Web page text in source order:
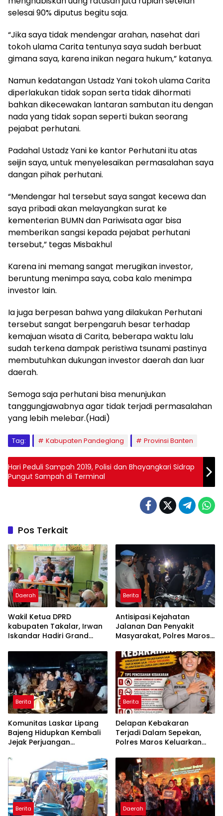
selesai 90% diputus begitu saja.
“Jika saya tidak mendengar arahan, nasehat dari
tokoh ulama Carita tentunya saya sudah berbuat
gimana saya, karena inikan negara hukum,” katanya.
Namun kedatangan Ustadz Yani tokoh ulama Carita
diperlakukan tidak sopan serta tidak dihormati
bahkan dikecewakan lantaran sambutan itu dengan
nada yang tidak sopan seperti bukan seorang
pejabat perhutani.
Padahal Ustadz Yani ke kantor Perhutani itu atas
seijin saya, untuk menyelesaikan permasalahan saya
dangan pihak perhutani.
“Mendengar hal tersebut saya sangat kecewa dan
saya pribadi akan melayangkan surat ke
kementerian BUMN dan Pariwisata agar bisa
memberikan sangsi kepada pejabat perhutani
tersebut,” tegas Misbakhul
Karena ini memang sangat merugikan investor,
beruntung menimpa saya, coba kalo menimpa
investor lain.
Ia juga berpesan bahwa yang dilakukan Perhutani
tersebut sangat berpengaruh besar terhadap
kemajuan wisata di Carita, beberapa waktu lalu
sudah terkena dampak peristiwa tsunami pastinya
membutuhkan dukungan investor daerah dan luar
daerah.
Semoga saja perhutani bisa menunjukan
tanggungjawabnya agar tidak terjadi permasalahan
yang lebih melebar.(Hadi)
Tag: Kabupaten Pandeglang Provinsi Banten
Hari Peduli Sampah 2019, Polisi dan Bhayangkari Sidrap
Pungut Sampah di Terminal
Pos Terkait
Daerah
Wakil Ketua DPRD
kabupaten Takalar, Irwan
Iskandar Hadiri Grand
Pertama di Takalar,
Melayani Terapis Gratis
untuk Pasien Dhuafa dan
umum.
Berita
Antisipasi Kejahatan
Jalanan Dan Penyakit
Masyarakat, Polres Maros
Kondusif
Berita
Komunitas Laskar Lipang
Bajeng Hidupkan Kembali
Jejak Perjuangan
Wabup Takalar: Apresiasi
Bahwa Sejarah Adalah
Warisan yang Tak Ternilai”.
Berita
Delapan Kebakaran
Terjadi Dalam Sepekan,
Polres Maros Keluarkan
Masyarakat
Berita Daerah